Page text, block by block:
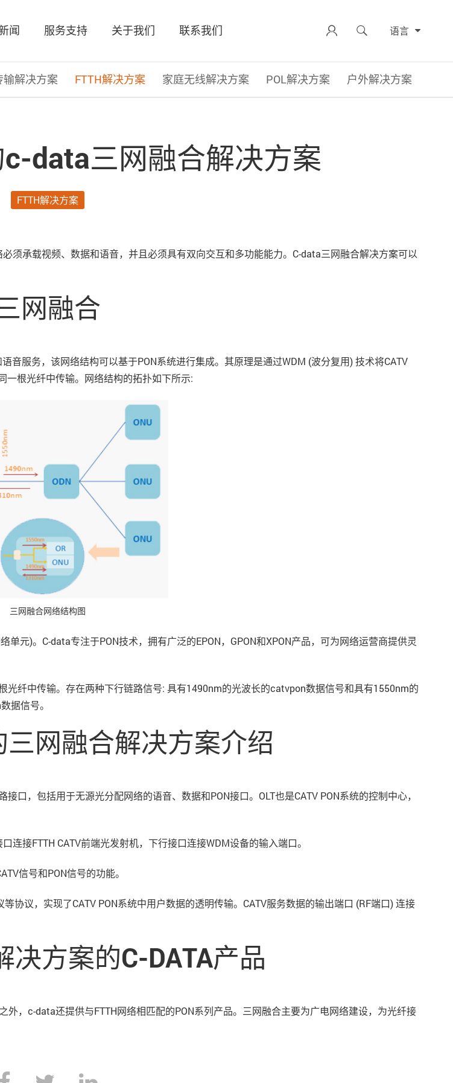
闻 服务支持 关于我们 联系我们   语言
输解决方案 FTTH解决方案 家庭无线解决方案 POL解决方案 户外解决方案
data三网融合解决方案
FTTH解决方案
须承载视频、数据和语音，并且必须具有双向交互和多功能能力。C-data三网融合解决方案可以
网融合
服务，该网络结构可以基于PON系统进行集成。其原理是通过WDM (波分复用) 技术将CATV
一根光纤中传输。网络结构的拓扑如下所示:
三网融合网络结构图
单元)。C-data专注于PON技术，拥有广泛的EPON，GPON和XPON产品，可为网络运营商提供灵
光纤中传输。存在两种下行链路信号: 具有1490nm的光波长的catvpon数据信号和具有1550nm的
据信号。
网融合解决方案介绍
口，包括用于无源光分配网络的语音、数据和PON接口。OLT也是CATV PON系统的控制中心，
连接FTTH CATV前端光发射机，下行接口连接WDM设备的输入端口。
信号和PON信号的功能。
协议，实现了CATV PON系统中用户数据的透明传输。CATV服务数据的输出端口 (RF端口) 连接
决方案的C-DATA产品
外，c-data还提供与FTTH网络相匹配的PON系列产品。三网融合主要为广电网络建设，为光纤接